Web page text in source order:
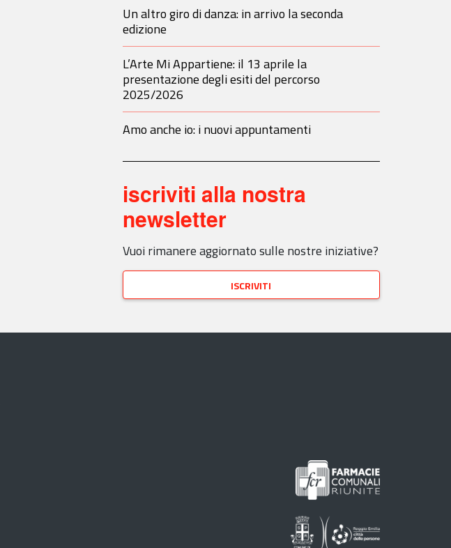
Un altro giro di danza: in arrivo la seconda
edizione
L’Arte Mi Appartiene: il 13 aprile la
presentazione degli esiti del percorso
2025/2026
Amo anche io: i nuovi appuntamenti
iscriviti alla nostra
newsletter
Vuoi rimanere aggiornato sulle nostre iniziative?
iscriviti